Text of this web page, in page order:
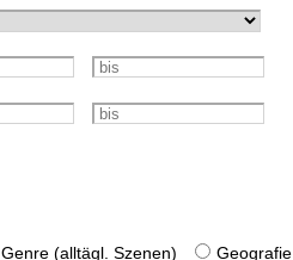
Genre (alltägl. Szenen) Geografie